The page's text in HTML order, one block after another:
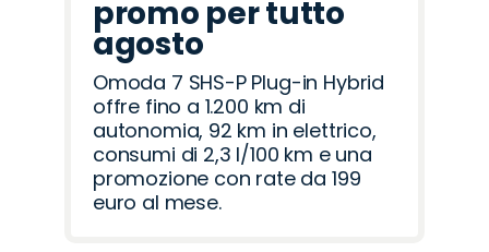
promo per tutto
agosto
Omoda 7 SHS-P Plug-in Hybrid
offre fino a 1.200 km di
autonomia, 92 km in elettrico,
consumi di 2,3 l/100 km e una
promozione con rate da 199
euro al mese.